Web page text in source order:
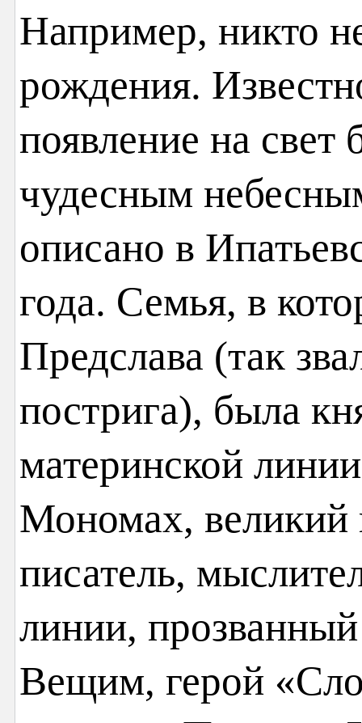
Например, никто
рождения.
появление на свет
чудесным
описано в
года. Семья, в
Предслава (так
пострига), была
материнской
Мономах, великий
писатель,
линии,
Вещим, герой